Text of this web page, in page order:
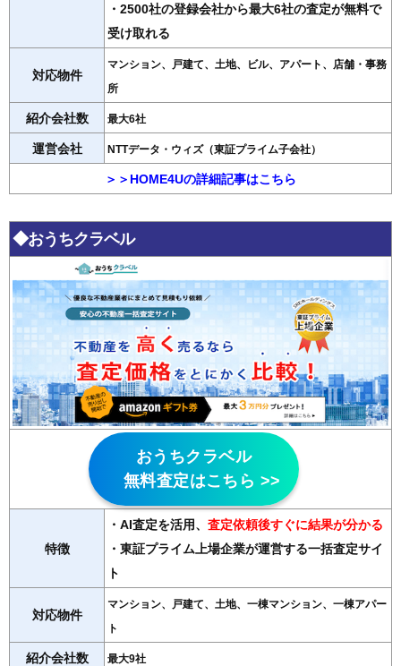
・2500社の登録会社から最大6社の査定が無料で
受け取れる
対応物件
マンション、戸建て、土地、ビル、アパート、店舗・事務
所
紹介会社数 最大6社
運営会社 NTTデータ・ウィズ（東証プライム子会社）
＞＞HOME4Uの詳細記事はこちら
◆おうちクラベル
おうちクラベル
無料査定はこちら >>
特徴
・AI査定を活用、 査定依頼後すぐに結果が分かる
・東証プライム上場企業が運営する一括査定サイ
ト
対応物件
マンション、戸建て、土地、一棟マンション、一棟アパー
ト
紹介会社数 最大9社